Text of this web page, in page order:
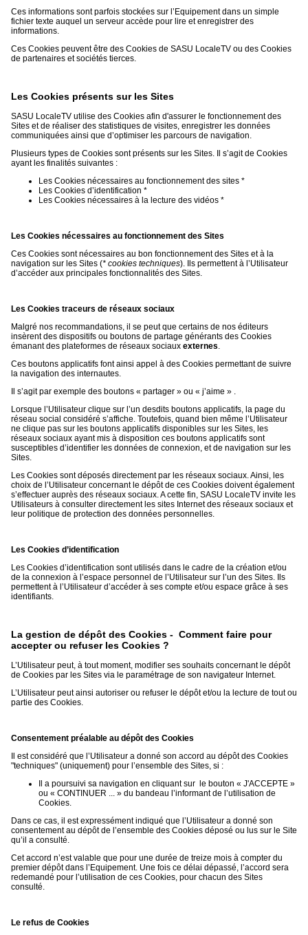
Ces informations sont parfois stockées sur l’Equipement dans un simple
fichier texte auquel un serveur accède pour lire et enregistrer des
informations.
Ces Cookies peuvent être des Cookies de SASU LocaleTV ou des Cookies
de partenaires et sociétés tierces.
Les Cookies présents sur les Sites
SASU LocaleTV utilise des Cookies afin d'assurer le fonctionnement des
Sites et de réaliser des statistiques de visites, enregistrer les données
communiquées ainsi que d’optimiser les parcours de navigation.
Plusieurs types de Cookies sont présents sur les Sites. Il s’agit de Cookies
ayant les finalités suivantes :
Les Cookies nécessaires au fonctionnement des sites *
Les Cookies d’identification *
Les Cookies nécessaires à la lecture des vidéos *
Les Cookies nécessaires au fonctionnement des Sites
Ces Cookies sont nécessaires au bon fonctionnement des Sites et à la
navigation sur les Sites (* cookies techniques). Ils permettent à l’Utilisateur
d’accéder aux principales fonctionnalités des Sites.
Les Cookies traceurs de réseaux sociaux
Malgré nos recommandations, il se peut que certains de nos éditeurs
insèrent des dispositifs ou boutons de partage générants des Cookies
émanant des plateformes de réseaux sociaux externes.
Ces boutons applicatifs font ainsi appel à des Cookies permettant de suivre
la navigation des internautes.
Il s’agit par exemple des boutons « partager » ou « j’aime » .
Lorsque l’Utilisateur clique sur l’un desdits boutons applicatifs, la page du
réseau social considéré s’affiche. Toutefois, quand bien même l’Utilisateur
ne clique pas sur les boutons applicatifs disponibles sur les Sites, les
réseaux sociaux ayant mis à disposition ces boutons applicatifs sont
susceptibles d’identifier les données de connexion, et de navigation sur les
Sites.
Les Cookies sont déposés directement par les réseaux sociaux. Ainsi, les
choix de l’Utilisateur concernant le dépôt de ces Cookies doivent également
s’effectuer auprès des réseaux sociaux. A cette fin, SASU LocaleTV invite les
Utilisateurs à consulter directement les sites Internet des réseaux sociaux et
leur politique de protection des données personnelles.
Les Cookies d’identification
Les Cookies d’identification sont utilisés dans le cadre de la création et/ou
de la connexion à l’espace personnel de l’Utilisateur sur l’un des Sites. Ils
permettent à l’Utilisateur d’accéder à ses compte et/ou espace grâce à ses
identifiants.
La gestion de dépôt des Cookies - Comment faire pour
accepter ou refuser les Cookies ?
L’Utilisateur peut, à tout moment, modifier ses souhaits concernant le dépôt
de Cookies par les Sites via le paramétrage de son navigateur Internet.
L’Utilisateur peut ainsi autoriser ou refuser le dépôt et/ou la lecture de tout ou
partie des Cookies.
Consentement préalable au dépôt des Cookies
Il est considéré que l’Utilisateur a donné son accord au dépôt des Cookies
"techniques" (uniquement) pour l’ensemble des Sites, si :
Il a poursuivi sa navigation en cliquant sur le bouton « J'ACCEPTE »
ou « CONTINUER ... » du bandeau l’informant de l’utilisation de
Cookies.
Dans ce cas, il est expressément indiqué que l’Utilisateur a donné son
consentement au dépôt de l’ensemble des Cookies déposé ou lus sur le Site
qu’il a consulté.
Cet accord n’est valable que pour une durée de treize mois à compter du
premier dépôt dans l’Equipement. Une fois ce délai dépassé, l’accord sera
redemandé pour l’utilisation de ces Cookies, pour chacun des Sites
consulté.
Le refus de Cookies